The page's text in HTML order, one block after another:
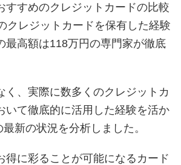
すすめのクレジットカードの比較
クレジットカードを保有した経験
最高額は118万円の専門家が徹底
く、実際に数多くのクレジットカ
いて徹底的に活用した経験を活か
新の状況を分析しました。
得に彩ることが可能になるカード